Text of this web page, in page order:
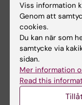
Du söker
Läs mer om
programsidan
Mer
Viss information
Genom att
cookies.
Du kan när som
samtycke via
sidan.
Mer information
Read this